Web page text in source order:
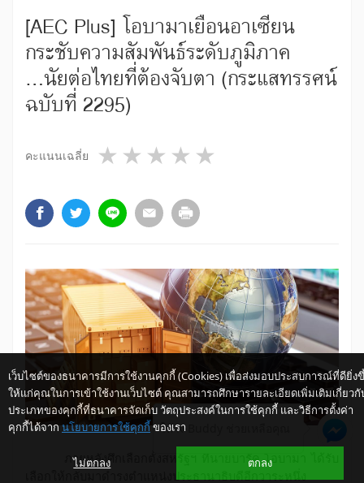
[AEC Plus] โอบามาเยือนอาเซียน
กระชับความสัมพันธ์ระดับภูมิภาค
...นัยต่อไทยที่ต้องจับตา (กระแสทรรศน์
ฉบับที่ 2295)
คะแนนเฉลี่ย 4 stars
3 stars
2 stars
1 star
ภายหลังศึกเลือกตั้งสหรัฐฯ ที่นายบารัค โอบามา ได้รับ
เว็บไซต์ของธนาคารมีการใช้งานคุกกี้ (Cookies) เพื่อส่งมอบประสบการณ์ที่ดียิ่ง
ให้แก่คุณในการเข้าใช้งานเว็บไซต์ คุณสามารถศึกษารายละเอียดเพิ่มเติมเกี่ยวกั
ประเภทของคุกกี้ที่ธนาคารจัดเก็บ วัตถุประสงค์ในการใช้คุกกี้ และวิธีการตั้งค่า
คุกกี้ได้จาก นโยบายการใช้คุกกี้ ของเรา
ไม่ตกลง ตกลง
ให้ K-Buddy ช่วยเหลือคุณ